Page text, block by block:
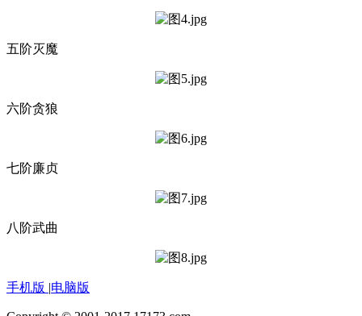
五阶灭魔
六阶贪狼
七阶廉贞
八阶武曲
手机版 |电脑版